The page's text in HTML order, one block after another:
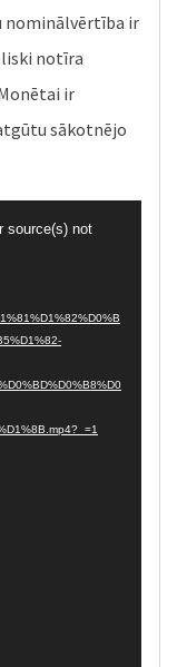
nominālvērtība ir
notīra
ir
sākotnējo
source(s) not